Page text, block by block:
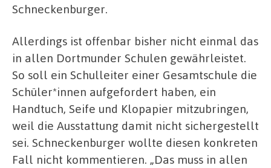
Schneckenburger.
Allerdings ist offenbar bisher nicht einmal das
in allen Dortmunder Schulen gewährleistet.
So soll ein Schulleiter einer Gesamtschule die
Schüler*innen aufgefordert haben, ein
Handtuch, Seife und Klopapier mitzubringen,
weil die Ausstattung damit nicht sichergestellt
sei. Schneckenburger wollte diesen konkreten
Fall nicht kommentieren. „Das muss in allen